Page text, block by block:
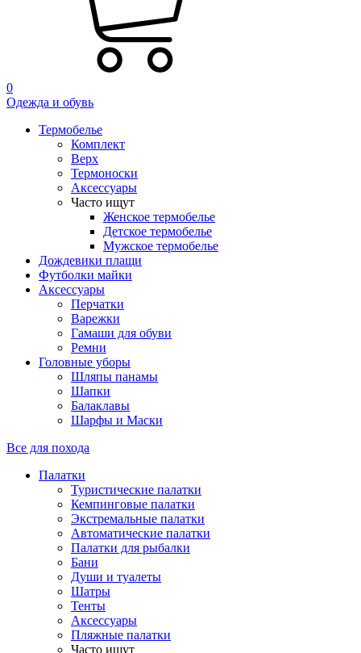
0
Одежда и обувь
Термобелье
Комплект
Верх
Термоноски
Аксессуары
Часто ищут
Женское термобелье
Детское термобелье
Мужское термобелье
Дождевики плащи
Футболки майки
Аксессуары
Перчатки
Варежки
Гамаши для обуви
Ремни
Головные уборы
Шляпы панамы
Шапки
Балаклавы
Шарфы и Маски
Все для похода
Палатки
Туристические палатки
Кемпинговые палатки
Экстремальные палатки
Автоматические палатки
Палатки для рыбалки
Бани
Души и туалеты
Шатры
Тенты
Аксессуары
Пляжные палатки
Часто ищут